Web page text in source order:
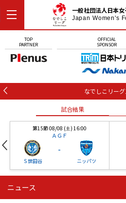
一般社団法人日本
Japan Women's
TOP
PARTNER
OFFICIAL
SPONSOR
なでしこリー
試合結果
第15節 08/08 (土) 16:00
ＡＧＦ
Ｓ世田谷
-
ニッパツ
第16節 09/05 (土) 15:00
ニッパツ
ニュース